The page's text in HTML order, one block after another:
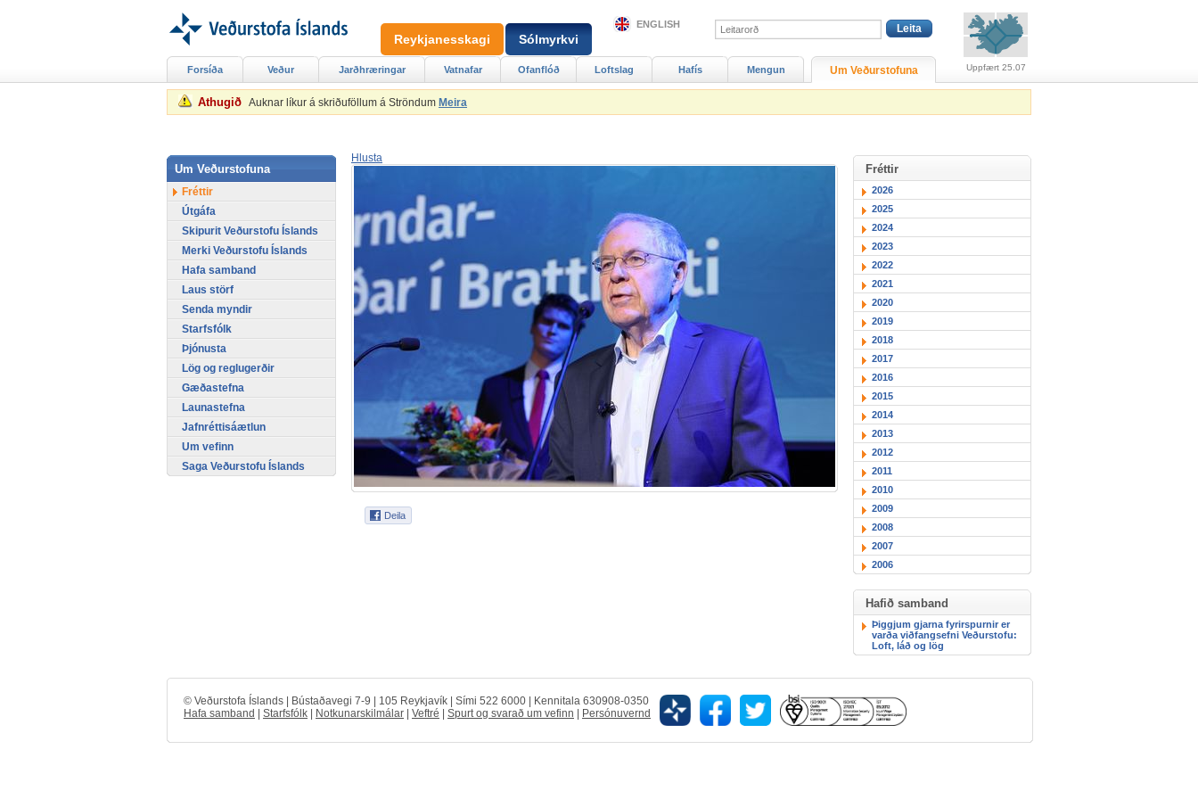
Athugið Auknar líkur á skriðuföllum á Ströndum Meira
Hlusta
Fréttir
2026
2025
2024
2023
2022
2021
2020
2019
2018
2017
2016
2015
2014
2013
2012
2011
2010
2009
2008
2007
2006
Hafið samband
Þiggjum gjarna fyrirspurnir er
varða viðfangsefni Veðurstofu:
Loft, láð og lög
Forsíða Veður Jarðhræringar Vatnafar Ofanflóð Loftslag Hafís Mengun Um Veðurstofuna
Um Veðurstofuna
Fréttir
Útgáfa
Skipurit Veðurstofu Íslands
Merki Veðurstofu Íslands
Hafa samband
Laus störf
Senda myndir
Starfsfólk
Þjónusta
Lög og reglugerðir
Gæðastefna
Launastefna
Jafnréttisáætlun
Um vefinn
Saga Veðurstofu Íslands
Uppfært 25.07
Reykjanesskagi Sólmyrkvi
ENGLISH
© Veðurstofa Íslands | Bústaðavegi 7-9 | 105 Reykjavík | Sími 522 6000 | Kennitala 630908-0350
Hafa samband | Starfsfólk | Notkunarskilmálar | Veftré | Spurt og svarað um vefinn | Persónuvernd